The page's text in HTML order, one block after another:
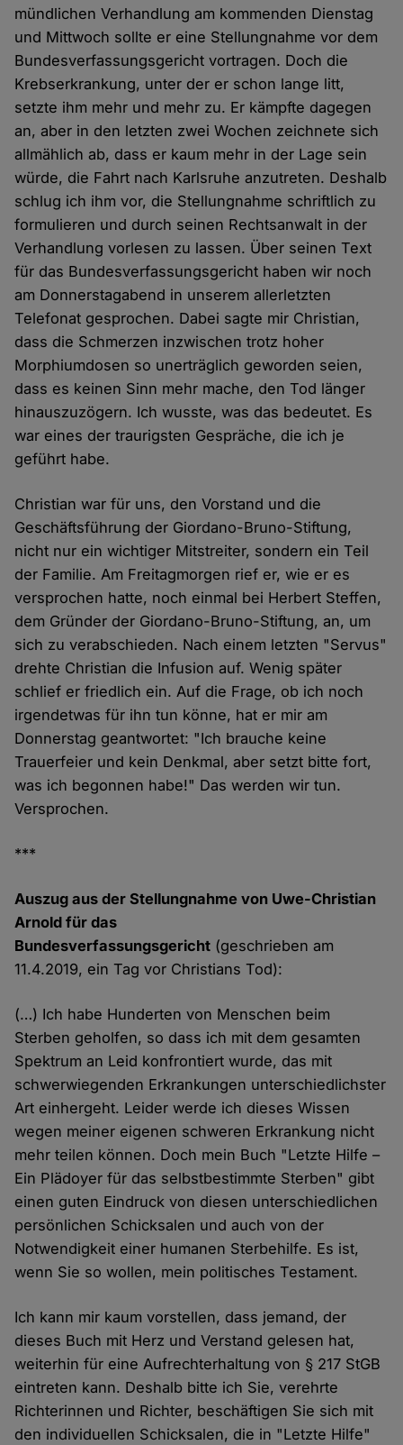
mündlichen Verhandlung am kommenden Dienstag
und Mittwoch sollte er eine Stellungnahme vor dem
Bundesverfassungsgericht vortragen. Doch die
Krebserkrankung, unter der er schon lange litt,
setzte ihm mehr und mehr zu. Er kämpfte dagegen
an, aber in den letzten zwei Wochen zeichnete sich
allmählich ab, dass er kaum mehr in der Lage sein
würde, die Fahrt nach Karlsruhe anzutreten. Deshalb
schlug ich ihm vor, die Stellungnahme schriftlich zu
formulieren und durch seinen Rechtsanwalt in der
Verhandlung vorlesen zu lassen. Über seinen Text
für das Bundesverfassungsgericht haben wir noch
am Donnerstagabend in unserem allerletzten
Telefonat gesprochen. Dabei sagte mir Christian,
dass die Schmerzen inzwischen trotz hoher
Morphiumdosen so unerträglich geworden seien,
dass es keinen Sinn mehr mache, den Tod länger
hinauszuzögern. Ich wusste, was das bedeutet. Es
war eines der traurigsten Gespräche, die ich je
geführt habe.
Christian war für uns, den Vorstand und die
Geschäftsführung der Giordano-Bruno-Stiftung,
nicht nur ein wichtiger Mitstreiter, sondern ein Teil
der Familie. Am Freitagmorgen rief er, wie er es
versprochen hatte, noch einmal bei Herbert Steffen,
dem Gründer der Giordano-Bruno-Stiftung, an, um
sich zu verabschieden. Nach einem letzten "Servus"
drehte Christian die Infusion auf. Wenig später
schlief er friedlich ein. Auf die Frage, ob ich noch
irgendetwas für ihn tun könne, hat er mir am
Donnerstag geantwortet: "Ich brauche keine
Trauerfeier und kein Denkmal, aber setzt bitte fort,
was ich begonnen habe!" Das werden wir tun.
Versprochen.
***
Auszug aus der Stellungnahme von Uwe-Christian
Arnold für das
Bundesverfassungsgericht (geschrieben am
11.4.2019, ein Tag vor Christians Tod):
(…) Ich habe Hunderten von Menschen beim
Sterben geholfen, so dass ich mit dem gesamten
Spektrum an Leid konfrontiert wurde, das mit
schwerwiegenden Erkrankungen unterschiedlichster
Art einhergeht. Leider werde ich dieses Wissen
wegen meiner eigenen schweren Erkrankung nicht
mehr teilen können. Doch mein Buch "Letzte Hilfe –
Ein Plädoyer für das selbstbestimmte Sterben" gibt
einen guten Eindruck von diesen unterschiedlichen
persönlichen Schicksalen und auch von der
Notwendigkeit einer humanen Sterbehilfe. Es ist,
wenn Sie so wollen, mein politisches Testament.
Ich kann mir kaum vorstellen, dass jemand, der
dieses Buch mit Herz und Verstand gelesen hat,
weiterhin für eine Aufrechterhaltung von § 217 StGB
eintreten kann. Deshalb bitte ich Sie, verehrte
Richterinnen und Richter, beschäftigen Sie sich mit
den individuellen Schicksalen, die in "Letzte Hilfe"